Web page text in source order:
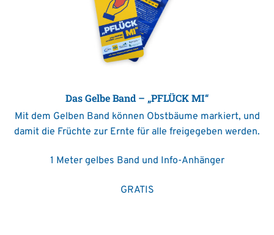
Das Gelbe Band – „PFLÜCK MI“
Mit dem Gelben Band können Obstbäume markiert, und
damit die Früchte zur Ernte für alle freigegeben werden.
1 Meter gelbes Band und Info-Anhänger
GRATIS